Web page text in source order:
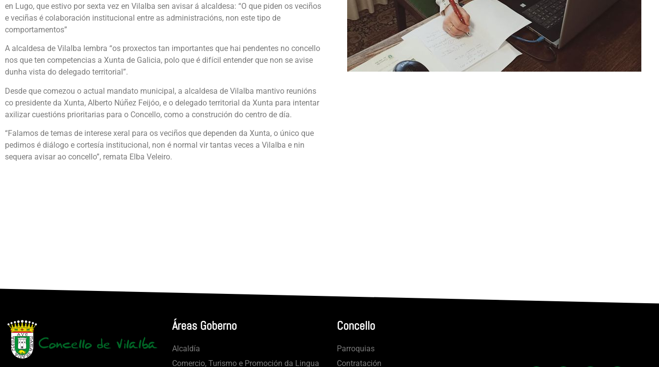
en Lugo, que estivo por sexta vez en Vilalba sen avisar á alcaldesa: “O que piden os veciños
e veciñas é colaboración institucional entre as administracións, non este tipo de
comportamentos”
A alcaldesa de Vilalba lembra “os proxectos tan importantes que hai pendentes no concello
nos que ten competencias a Xunta de Galicia, polo que é difícil entender que non se avise
dunha vista do delegado territorial”.
Desde que comezou o actual mandato municipal, a alcaldesa de Vilalba mantivo reunións
co presidente da Xunta, Alberto Núñez Feijóo, e o delegado territorial da Xunta para intentar
axilizar cuestións prioritarias para o Concello, como a construción do centro de día.
“Falamos de temas de interese xeral para os veciños que dependen da Xunta, o único que
pedimos é diálogo e cortesía institucional, non é normal vir tantas veces a Vilalba e nin
sequera avisar ao concello”, remata Elba Veleiro.
Áreas Goberno
Alcaldía
Comercio, Turismo e Promoción da Lingua
Concello
Parroquias
Contratación